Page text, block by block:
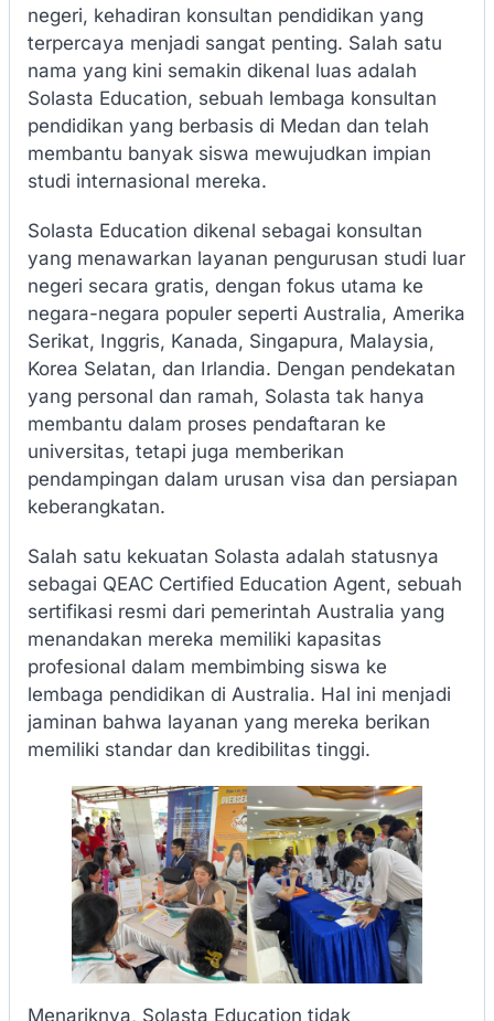
negeri, kehadiran konsultan pendidikan yang
terpercaya menjadi sangat penting. Salah satu
nama yang kini semakin dikenal luas adalah
Solasta Education, sebuah lembaga konsultan
pendidikan yang berbasis di Medan dan telah
membantu banyak siswa mewujudkan impian
studi internasional mereka.
Solasta Education dikenal sebagai konsultan
yang menawarkan layanan pengurusan studi luar
negeri secara gratis, dengan fokus utama ke
negara-negara populer seperti Australia, Amerika
Serikat, Inggris, Kanada, Singapura, Malaysia,
Korea Selatan, dan Irlandia. Dengan pendekatan
yang personal dan ramah, Solasta tak hanya
membantu dalam proses pendaftaran ke
universitas, tetapi juga memberikan
pendampingan dalam urusan visa dan persiapan
keberangkatan.
Salah satu kekuatan Solasta adalah statusnya
sebagai QEAC Certified Education Agent, sebuah
sertifikasi resmi dari pemerintah Australia yang
menandakan mereka memiliki kapasitas
profesional dalam membimbing siswa ke
lembaga pendidikan di Australia. Hal ini menjadi
jaminan bahwa layanan yang mereka berikan
memiliki standar dan kredibilitas tinggi.
Menariknya, Solasta Education tidak